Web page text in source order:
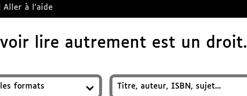
Aller à l’aide
lire autrement est un droit.
un titre, auteur, ISBN, sujet…